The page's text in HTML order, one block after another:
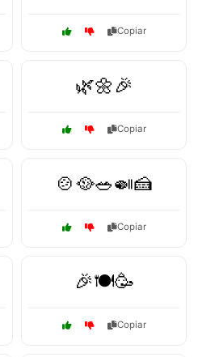
Copiar
🌿🌼🎉
Copiar
🍲🥘🥗🍛🍰
Copiar
🎉🍽️🥳
Copiar